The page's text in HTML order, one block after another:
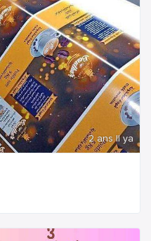
2 ans Il ya